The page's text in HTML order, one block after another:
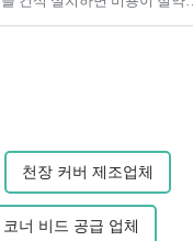
천장 커버 제조업체
코너 비드 공급 업체